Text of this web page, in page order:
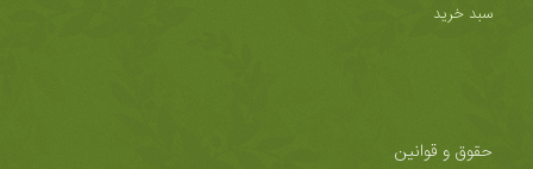
سبد خرید
حقوق و قوانین